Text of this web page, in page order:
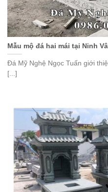
Mẫu mộ đá hai mái tại Ninh
Đá Mỹ Nghệ Ngọc Tuấn giới
[...]